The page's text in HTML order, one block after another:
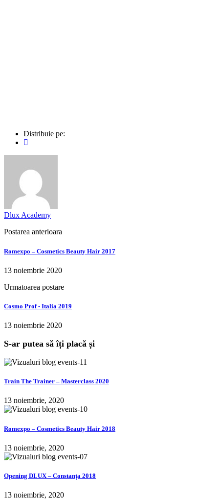
Distribuie pe:
Dlux Academy
Postarea anterioara
Romexpo – Cosmetics Beauty Hair 2017
13 noiembrie 2020
Urmatoarea postare
Cosmo Prof - Italia 2019
13 noiembrie 2020
S-ar putea să îți placă și
Train The Trainer – Masterclass 2020
13 noiembrie, 2020
Romexpo – Cosmetics Beauty Hair 2018
13 noiembrie, 2020
Opening DLUX – Constanța 2018
13 noiembrie, 2020